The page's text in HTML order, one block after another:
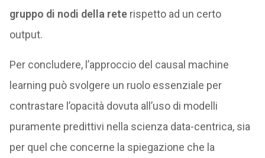
gruppo di nodi della reterispetto ad un certo
output.
Per concludere, l’approccio del causal machine
learning può svolgere un ruolo essenziale per
contrastare l’opacità dovuta all’uso di modelli
puramente predittivi nella scienza data-centrica, sia
per quel che concerne la spiegazione che la